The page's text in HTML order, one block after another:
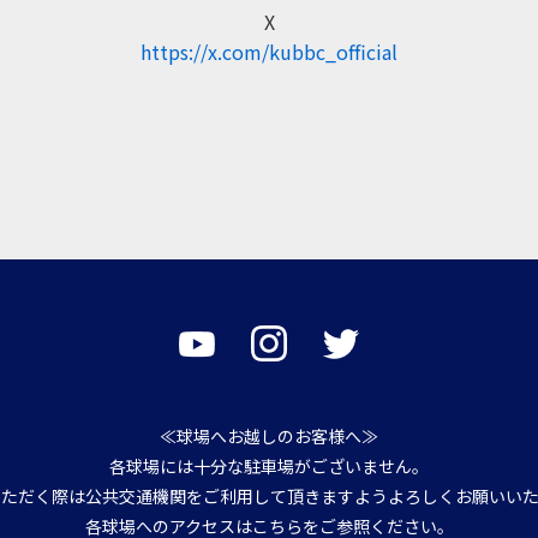
X
https://x.com/kubbc_official
≪球場へお越しのお客様へ≫
各球場には十分な駐車場がございません。
だく際は公共交通機関をご利用して頂きますようよろしくお願いい
各球場へのアクセスはこちらをご参照ください。